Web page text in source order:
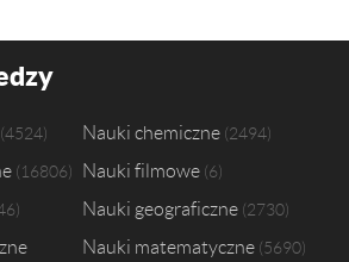
4524 Nauki chemiczne 2494
16806 Nauki filmowe 6
Nauki geograficzne 2730
Nauki matematyczne 5690